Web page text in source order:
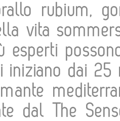
rubium,
vita
esperti
iniziano dai
dal The